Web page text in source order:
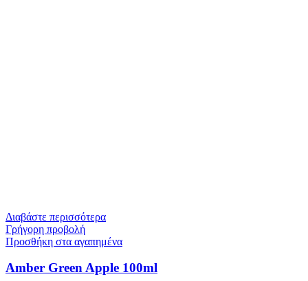
Διαβάστε περισσότερα
Γρήγορη προβολή
Προσθήκη στα αγαπημένα
Amber Green Apple 100ml